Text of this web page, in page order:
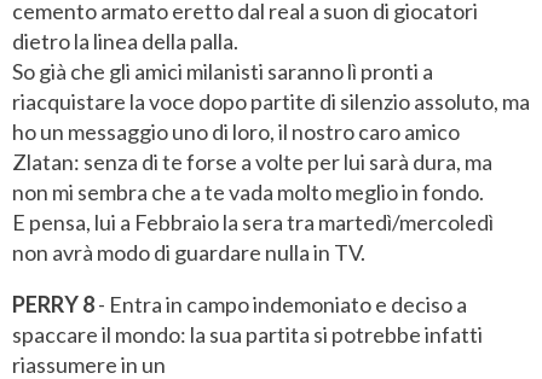
cemento armato eretto dal real a suon di giocatori
dietro la linea della palla.
So già che gli amici milanisti saranno lì pronti a
riacquistare la voce dopo partite di silenzio assoluto, ma
ho un messaggio uno di loro, il nostro caro amico
Zlatan: senza di te forse a volte per lui sarà dura, ma
non mi sembra che a te vada molto meglio in fondo.
E pensa, lui a Febbraio la sera tra martedì/mercoledì
non avrà modo di guardare nulla in TV.
PERRY 8- Entra in campo indemoniato e deciso a
spaccare il mondo: la sua partita si potrebbe infatti
riassumere in un